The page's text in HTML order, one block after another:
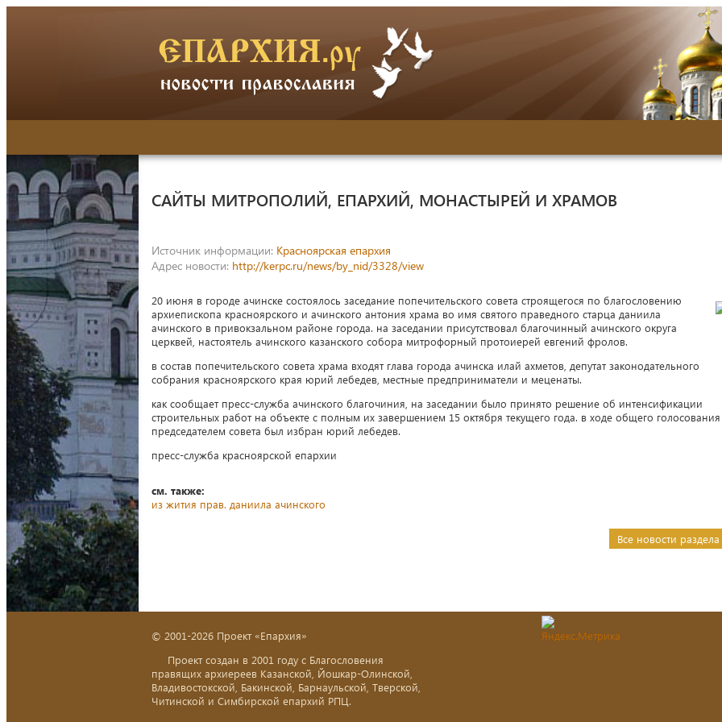
САЙТЫ МИТРОПОЛИЙ, ЕПАРХИЙ, МОНАСТЫРЕЙ И ХРАМОВ
Источник информации: Красноярская епархия
Адрес новости: http://kerpc.ru/news/by_nid/3328/view
20 июня в городе ачинске состоялось заседание попечительского совета строящегося по благословению
архиепископа красноярского и ачинского антония храма во имя святого праведного старца даниила
ачинского в привокзальном районе города. на заседании присутствовал благочинный ачинского округа
церквей, настоятель ачинского казанского собора митрофорный протоиерей евгений фролов.
в состав попечительского совета храма входят глава города ачинска илай ахметов, депутат законодательного
собрания красноярского края юрий лебедев, местные предприниматели и меценаты.
как сообщает пресс-служба ачинского благочиния, на заседании было принято решение об интенсификации
строительных работ на объекте с полным их завершением 15 октября текущего года. в ходе общего голосования
председателем совета был избран юрий лебедев.
пресс-служба красноярской епархии
см. также:
из жития прав. даниила ачинского
Все новости
© 2001-2026 Проект «Епархия»
Проект создан в 2001 году с Благословения
правящих архиереев Казанской, Йошкар-Олинской,
Владивостокской, Бакинской, Барнаульской, Тверской,
Читинской и Симбирской епархий РПЦ.